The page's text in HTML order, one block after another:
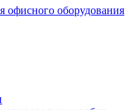
офисного оборудования